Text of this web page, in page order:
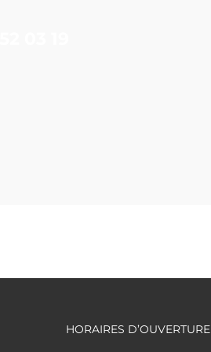
HORAIRES D’OUVERTURE